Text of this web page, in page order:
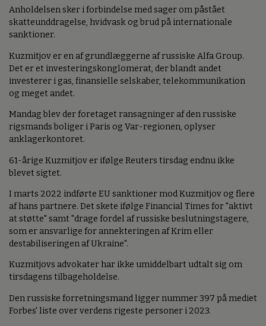
Anholdelsen sker i forbindelse med sager om påstået
skatteunddragelse, hvidvask og brud på internationale
sanktioner.
Kuzmitjov er en af grundlæggerne af russiske Alfa Group.
Det er et investeringskonglomerat, der blandt andet
investerer i gas, finansielle selskaber, telekommunikation
og meget andet.
Mandag blev der foretaget ransagninger af den russiske
rigsmands boliger i Paris og Var-regionen, oplyser
anklagerkontoret.
61-årige Kuzmitjov er ifølge Reuters tirsdag endnu ikke
blevet sigtet.
I marts 2022 indførte EU sanktioner mod Kuzmitjov og flere
af hans partnere. Det skete ifølge Financial Times for "aktivt
at støtte" samt "drage fordel af russiske beslutningstagere,
som er ansvarlige for annekteringen af Krim eller
destabiliseringen af Ukraine".
Kuzmitjovs advokater har ikke umiddelbart udtalt sig om
tirsdagens tilbageholdelse.
Den russiske forretningsmand ligger nummer 397 på mediet
Forbes' liste over verdens rigeste personer i 2023.